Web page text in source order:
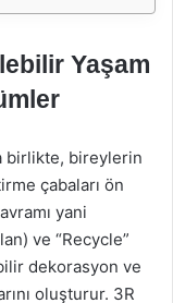
Yaşam
birlikte, bireylerin
çabaları ön
yani
ve “Recycle”
dekorasyon ve
oluşturur. 3R